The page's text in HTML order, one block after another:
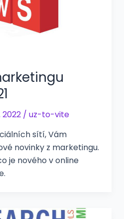
2022 / uz-to-vite
sítí, Vám
novinky z marketingu.
je nového v online